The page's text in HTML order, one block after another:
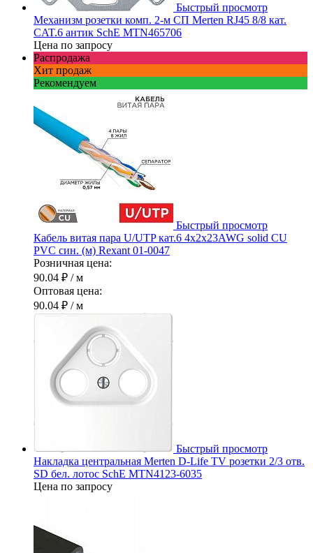
Быстрый просмотр
Механизм розетки комп. 2-м СП Merten RJ45 8/8 кат.
CAT.6 антик SchE MTN465706
Цена по запросу
Распродажа
Хит продаж
Рекомендуем
Быстрый просмотр
Кабель витая пара U/UTP кат.6 4х2х23AWG solid CU
PVC син. (м) Rexant 01-0047
Розничная цена:
90.04 ₽ / м
Оптовая цена:
90.04 ₽ / м
Быстрый просмотр
Накладка центральная Merten D-Life TV розетки 2/3 отв.
SD бел. лотос SchE MTN4123-6035
Цена по запросу